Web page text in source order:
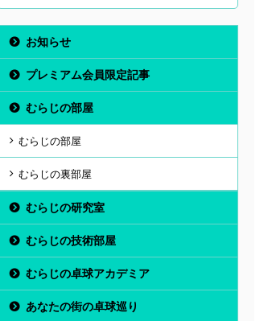
お知らせ
プレミアム会員限定記事
むらじの部屋
むらじの部屋
むらじの裏部屋
むらじの研究室
むらじの技術部屋
むらじの卓球アカデミア
あなたの街の卓球巡り